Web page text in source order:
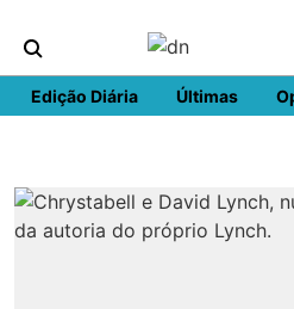
Edição Diária Últimas